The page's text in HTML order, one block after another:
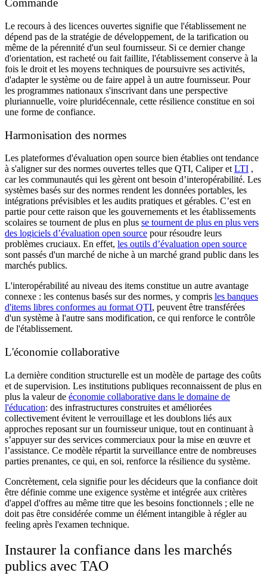
Commande
Le recours à des licences ouvertes signifie que l'établissement ne
dépend pas de la stratégie de développement, de la tarification ou
même de la pérennité d'un seul fournisseur. Si ce dernier change
d'orientation, est racheté ou fait faillite, l'établissement conserve à la
fois le droit et les moyens techniques de poursuivre ses activités,
d'adapter le système ou de faire appel à un autre fournisseur. Pour
les programmes nationaux s'inscrivant dans une perspective
pluriannuelle, voire pluridécennale, cette résilience constitue en soi
une forme de confiance.
Harmonisation des normes
Les plateformes d'évaluation open source bien établies ont tendance
à s'aligner sur des normes ouvertes telles que QTI, Caliper et LTI ,
car les communautés qui les gèrent ont besoin d’interopérabilité. Les
systèmes basés sur des normes rendent les données portables, les
intégrations prévisibles et les audits pratiques et gérables. C’est en
partie pour cette raison que les gouvernements et les établissements
scolaires se tournent de plus en plus se tournent de plus en plus vers
des logiciels d’évaluation open source pour résoudre leurs
problèmes cruciaux. En effet, les outils d’évaluation open source
sont passés d'un marché de niche à un marché grand public dans les
marchés publics.
L'interopérabilité au niveau des items constitue un autre avantage
connexe : les contenus basés sur des normes, y compris les banques
d'items libres conformes au format QTI, peuvent être transférées
d'un système à l'autre sans modification, ce qui renforce le contrôle
de l'établissement.
L'économie collaborative
La dernière condition structurelle est un modèle de partage des coûts
et de supervision. Les institutions publiques reconnaissent de plus en
plus la valeur de économie collaborative dans le domaine de
l'éducation: des infrastructures construites et améliorées
collectivement évitent le verrouillage et les doublons liés aux
approches reposant sur un fournisseur unique, tout en continuant à
s’appuyer sur des services commerciaux pour la mise en œuvre et
l’assistance. Ce modèle répartit la surveillance entre de nombreuses
parties prenantes, ce qui, en soi, renforce la résilience du système.
Concrètement, cela signifie pour les décideurs que la confiance doit
être définie comme une exigence système et intégrée aux critères
d'appel d'offres au même titre que les besoins fonctionnels ; elle ne
doit pas être considérée comme un élément intangible à régler au
feeling après l'examen technique.
Instaurer la confiance dans les marchés
publics avec TAO